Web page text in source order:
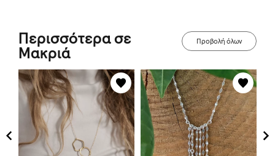
Περισσότερα σε
Μακριά
Προβολή όλων